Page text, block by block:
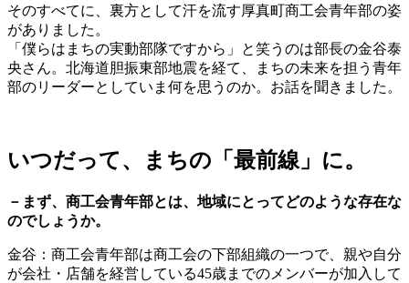
そのすべてに、裏方として汗を流す厚真町商工会青年部の姿
がありました。
「僕らはまちの実動部隊ですから」と笑うのは部長の金谷泰
央さん。北海道胆振東部地震を経て、まちの未来を担う青年
部のリーダーとしていま何を思うのか。お話を聞きました。
いつだって、まちの「最前線」に。
－まず、商工会青年部とは、地域にとってどのような存在な
のでしょうか。
金谷：商工会青年部は商工会の下部組織の一つで、親や自分
が会社・店舗を経営している45歳までのメンバーが加入して